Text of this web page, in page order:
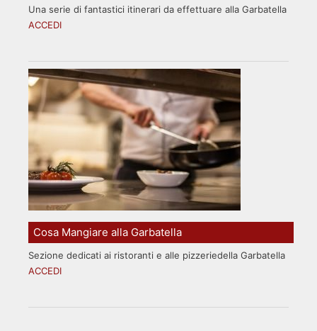
Una serie di fantastici itinerari da effettuare alla Garbatella
ACCEDI
Cosa Mangiare alla Garbatella
Sezione dedicati ai ristoranti e alle pizzeriedella Garbatella
ACCEDI